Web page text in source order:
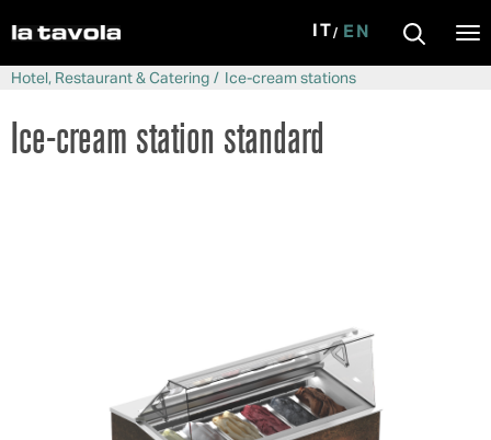
Skip to main content
IT EN
Hotel, Restaurant & Catering Ice-cream stations
Ice-cream station standard